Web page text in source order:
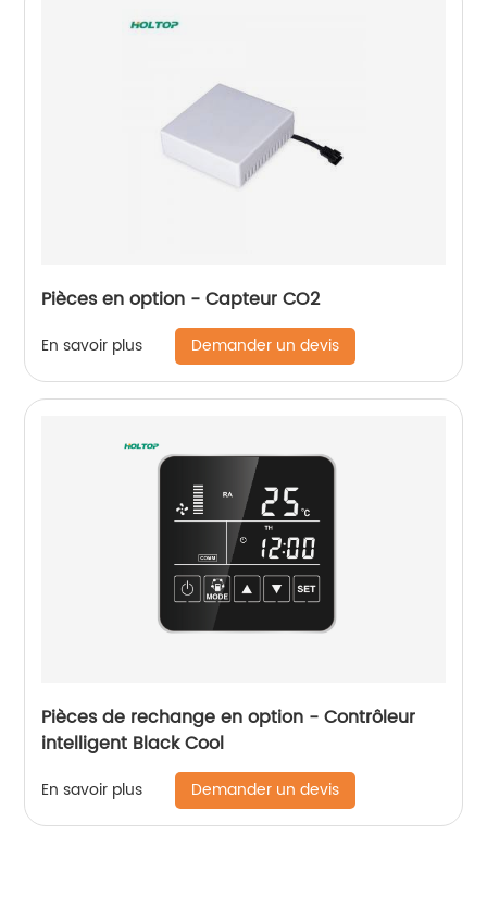
Pièces en option - Capteur CO2
En savoir plus Demander un devis
Pièces de rechange en option - Contrôleur
intelligent Black Cool
En savoir plus Demander un devis